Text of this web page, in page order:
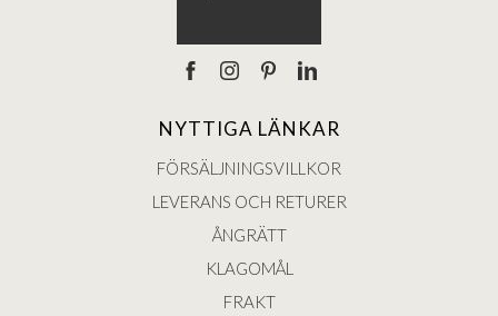
NYTTIGA LÄNKAR
FÖRSÄLJNINGSVILLKOR
LEVERANS OCH RETURER
ÅNGRÄTT
KLAGOMÅL
FRAKT